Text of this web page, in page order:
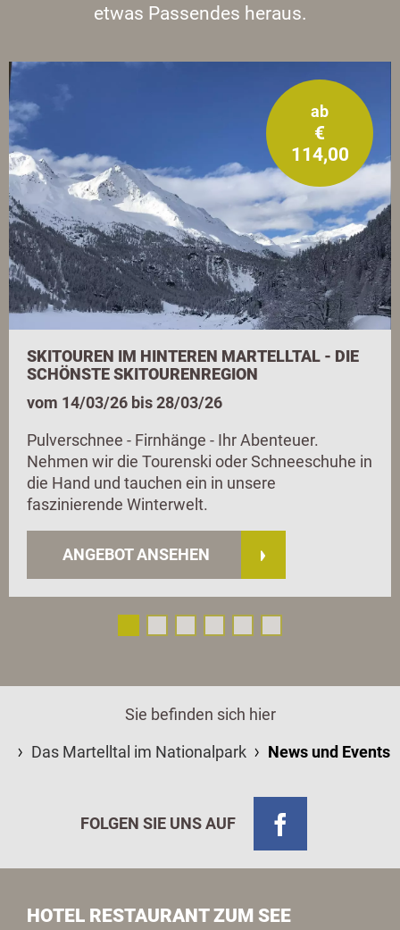
etwas Passendes heraus.
ab
€
114,00
SKITOUREN IM HINTEREN MARTELLTAL - DIE
SCHÖNSTE SKITOURENREGION
vom 14/03/26 bis 28/03/26
Pulverschnee - Firnhänge - Ihr Abenteuer.
Nehmen wir die Tourenski oder Schneeschuhe in
die Hand und tauchen ein in unsere
faszinierende Winterwelt.
ANGEBOT ANSEHEN
Sie befinden sich hier
Das Martelltal im Nationalpark
News und Events
FOLGEN SIE UNS AUF
HOTEL RESTAURANT ZUM SEE